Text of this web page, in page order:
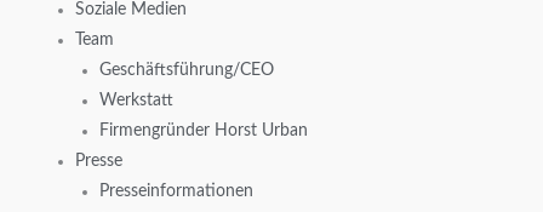
Soziale Medien
Team
Geschäftsführung/CEO
Werkstatt
Firmengründer Horst Urban
Presse
Presseinformationen